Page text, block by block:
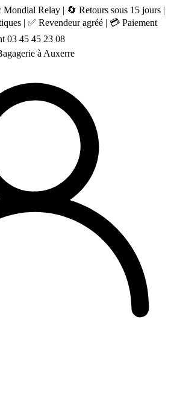
Relay | 🔄 Retours sous 15 jours |
| ✅ Revendeur agréé | 💳 Paiement
03 45 45 23 08
à Auxerre